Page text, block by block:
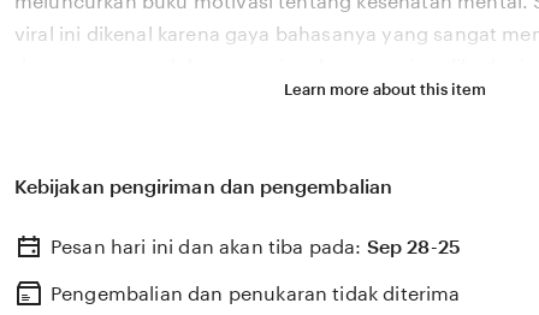
viral ini dikenal karena gaya bahasanya yang sangat
2026. Melalui sistem 🏆 yang kami kembangkan,
CHOKING HENTAI percaya bahwa kemandirian
berkembang pesat di pasar global. Dengan dukungan
update, kami terus memantau perkembangan
Learn more about this item
Kebijakan pengiriman dan pengembalian
Pesan hari ini dan akan tiba pada: Sep 28-25
Pengembalian dan penukaran tidak diterima